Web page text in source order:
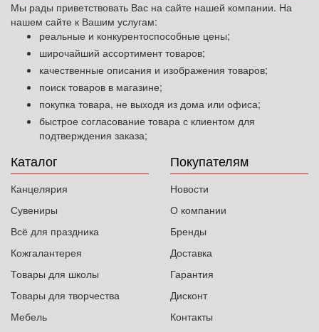
Мы рады приветствовать Вас на сайте нашей компании. На
нашем сайте к Вашим услугам:
реальные и конкурентоспособные цены;
широчайший ассортимент товаров;
качественные описания и изображения товаров;
поиск товаров в магазине;
покупка товара, не выходя из дома или офиса;
быстрое согласование товара с клиентом для
подтверждения заказа;
Каталог
Канцелярия
Сувениры
Всё для праздника
Кожгалантерея
Товары для школы
Товары для творчества
Мебель
Покупателям
Новости
О компании
Бренды
Доставка
Гарантия
Дисконт
Контакты